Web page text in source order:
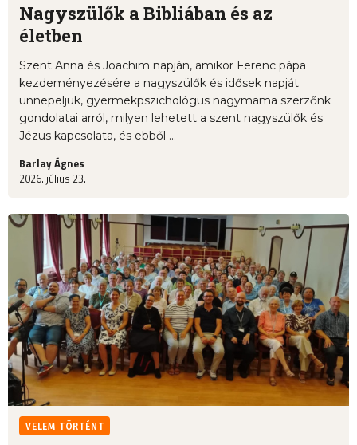
Nagyszülők a Bibliában és az
életben
Szent Anna és Joachim napján, amikor Ferenc pápa
kezdeményezésére a nagyszülők és idősek napját
ünnepeljük, gyermekpszichológus nagymama szerzőnk
gondolatai arról, milyen lehetett a szent nagyszülők és
Jézus kapcsolata, és ebből ...
Barlay Ágnes
2026. július 23.
VELEM TÖRTÉNT